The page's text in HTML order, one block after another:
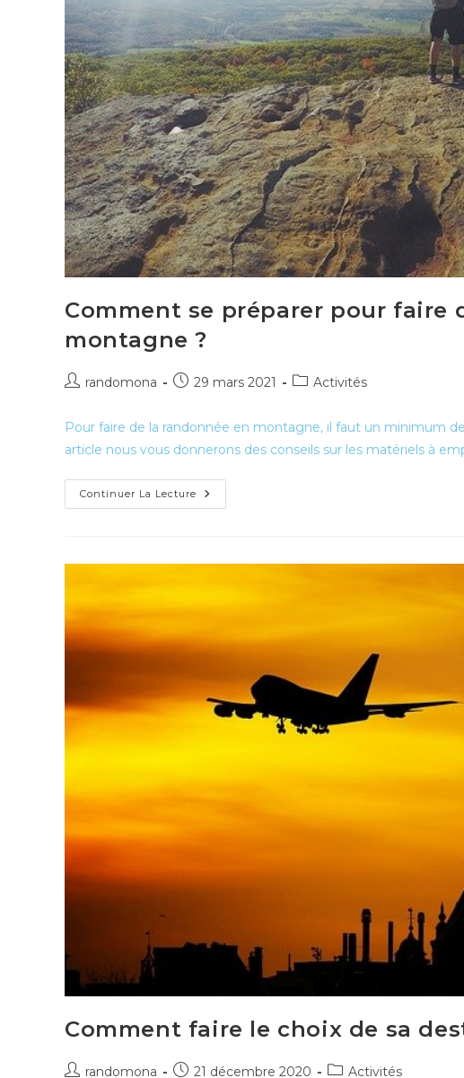
Comment se préparer pour faire
montagne ?
Auteur/autrice
publication :
randomona
Publication
29 mars 2021
PostActivités
Pour faire de la randonnée en montagne, il faut un minimum
article nous vous donnerons des conseils sur les matériels à
Continuer La Lecture Comment
Se
Montagne ?
Comment faire le choix de sa
Auteur/autrice
randomona Publication
21 décembre 2020 PostActivités